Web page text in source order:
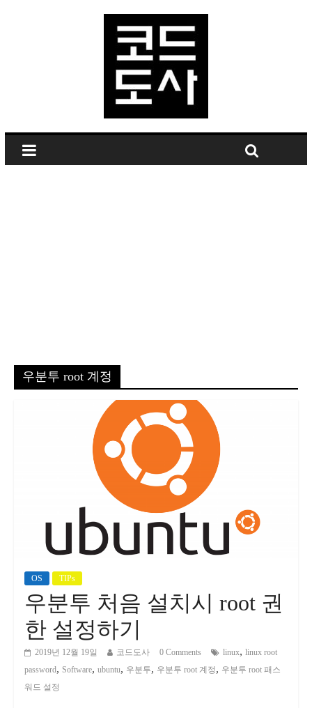
우분투 root 계정
OS TIPs
우분투 처음 설치시 root 권
한 설정하기
2019년 12월 19일 코드도사 0 Comments linux, linux root
password, Software, ubuntu, 우분투, 우분투 root 계정 , 우분투 root 패스
워드 설정